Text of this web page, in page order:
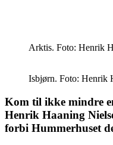
Arktis. Foto: Henrik
Isbjørn. Foto: Henrik
Kom til ikke mindre
Henrik Haaning
forbi Hummerhuset